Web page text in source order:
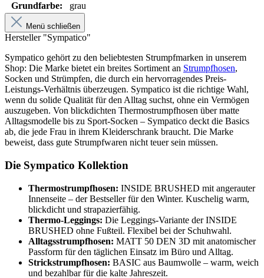
Grundfarbe:
grau
Menü schließen
Hersteller "Sympatico"
Sympatico gehört zu den beliebtesten Strumpfmarken in unserem
Shop: Die Marke bietet ein breites Sortiment an Strumpfhosen,
Socken und Strümpfen, die durch ein hervorragendes Preis-
Leistungs-Verhältnis überzeugen. Sympatico ist die richtige Wahl,
wenn du solide Qualität für den Alltag suchst, ohne ein Vermögen
auszugeben. Von blickdichten Thermostrumpfhosen über matte
Alltagsmodelle bis zu Sport-Socken – Sympatico deckt die Basics
ab, die jede Frau in ihrem Kleiderschrank braucht. Die Marke
beweist, dass gute Strumpfwaren nicht teuer sein müssen.
Die Sympatico Kollektion
Thermostrumpfhosen: INSIDE BRUSHED mit angerauter
Innenseite – der Bestseller für den Winter. Kuschelig warm,
blickdicht und strapazierfähig.
Thermo-Leggings: Die Leggings-Variante der INSIDE
BRUSHED ohne Fußteil. Flexibel bei der Schuhwahl.
Alltagsstrumpfhosen: MATT 50 DEN 3D mit anatomischer
Passform für den täglichen Einsatz im Büro und Alltag.
Strickstrumpfhosen: BASIC aus Baumwolle – warm, weich
und bezahlbar für die kalte Jahreszeit.